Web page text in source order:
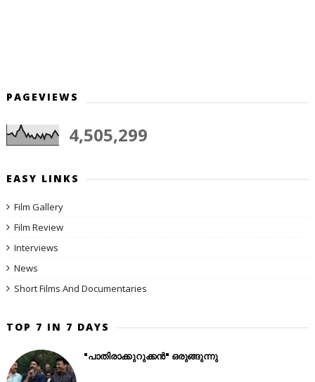
PAGEVIEWS
4,505,299
EASY LINKS
Film Gallery
Film Review
Interviews
News
Short Films And Documentaries
TOP 7 IN 7 DAYS
"പാതിരാക്കുറുക്കൻ" ഒരുങ്ങുന്നു